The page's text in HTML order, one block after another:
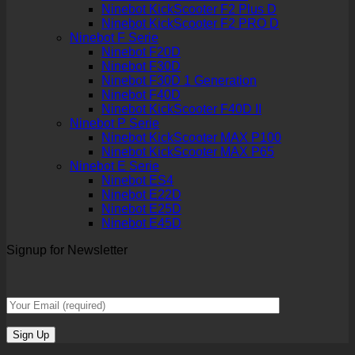
Ninebot KickScooter F2 Plus D
Ninebot KickScooter F2 PRO D
Ninebot F Serie
Ninebot F20D
Ninebot F30D
Ninebot F30D 1 Generation
Ninebot F40D
Ninebot KickScooter F40D II
Ninebot P Serie
Ninebot KickScooter MAX P100
Ninebot KickScooter MAX P65
Ninebot E Serie
Ninebot ES4
Ninebot E22D
Ninebot E25D
Ninebot E45D
Signup for Newsletter